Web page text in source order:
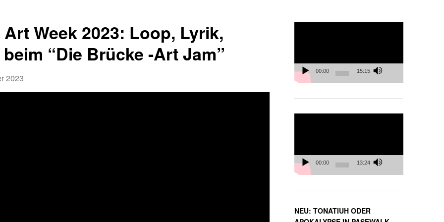
Week 2023: Loop, Lyrik,
“Die Brücke -Art Jam”
2023
00:00 15:15
00:00 13:24
NEU: TONATIUH ODER